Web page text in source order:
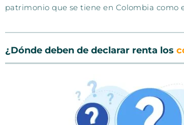
patrimonio que se tiene en Colombia como
¿Dónde deben de declarar renta los